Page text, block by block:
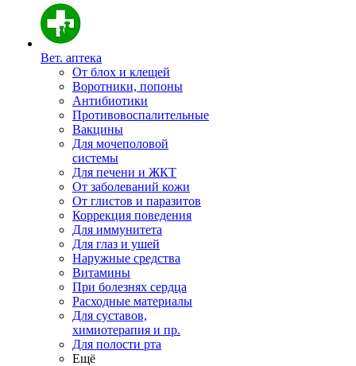
Вет. аптека
От блох и клещей
Воротники, попоны
Антибиотики
Противовоспалительные
Вакцины
Для мочеполовой
системы
Для печени и ЖКТ
От заболеваний кожи
От глистов и паразитов
Коррекция поведения
Для иммунитета
Для глаз и ушей
Наружные средства
Витамины
При болезнях сердца
Расходные материалы
Для суставов,
химиотерапия и пр.
Для полости рта
Ещё